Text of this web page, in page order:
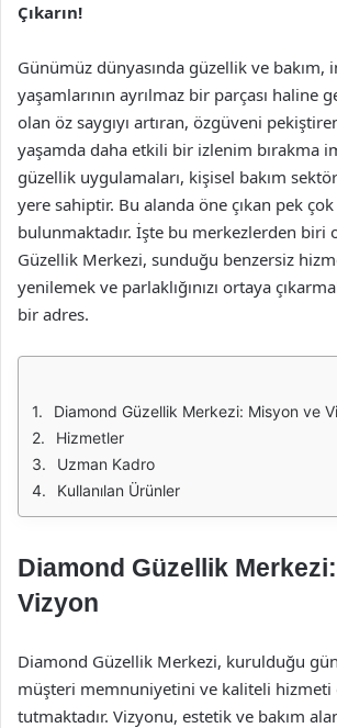
Çıkarın!
Günümüz dünyasında güzellik ve bakım,
yaşamlarının ayrılmaz bir parçası haline
olan öz saygıyı artıran, özgüveni
yaşamda daha etkili bir izlenim bırakma
güzellik uygulamaları, kişisel bakım
yere sahiptir. Bu alanda öne çıkan pek
bulunmaktadır. İşte bu merkezlerden biri
Güzellik Merkezi, sunduğu benzersiz
yenilemek ve parlaklığınızı ortaya
bir adres.
Diamond Güzellik Merkezi: Misyon ve
Hizmetler
Uzman Kadro
Kullanılan Ürünler
Diamond Güzellik
Vizyon
Diamond Güzellik Merkezi, kurulduğu
müşteri memnuniyetini ve kaliteli hizmeti
tutmaktadır. Vizyonu, estetik ve bakım